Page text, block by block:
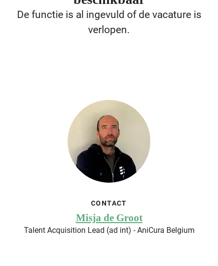
De functie is al ingevuld of de vacature is
verlopen.
CONTACT
Misja de Groot
Talent Acquisition Lead (ad int) - AniCura Belgium